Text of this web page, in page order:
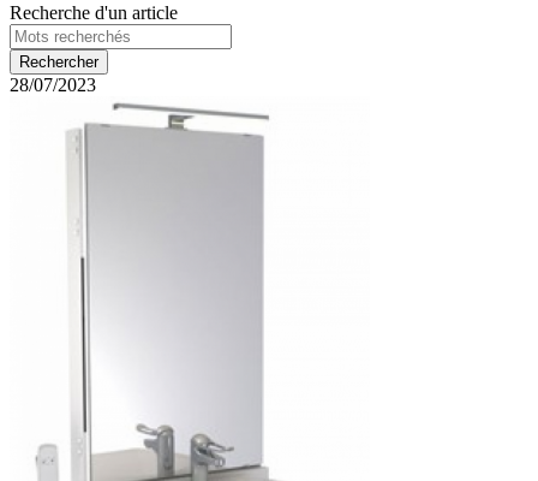
Recherche d'un article
28/07/2023